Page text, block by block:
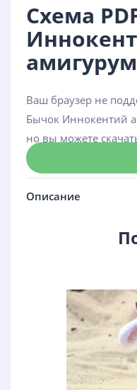
Схема
Ваш браузер не
Бычок Иннокентий
но вы можете
Описание